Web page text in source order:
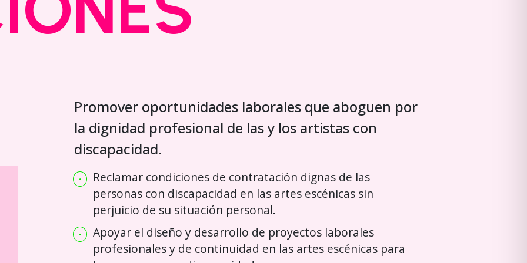
Promover oportunidades laborales que aboguen por
la dignidad profesional de las y los artistas con
discapacidad.
Reclamar condiciones de contratación dignas de las
personas con discapacidad en las artes escénicas sin
perjuicio de su situación personal.
Apoyar el diseño y desarrollo de proyectos laborales
profesionales y de continuidad en las artes escénicas para